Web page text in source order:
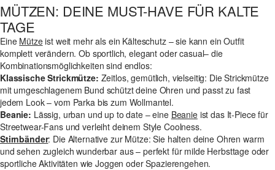
MÜTZEN: DEINE MUST-HAVE FÜR KALTE
TAGE
Eine Mützeist weit mehr als ein Kälteschutz – sie kann ein Outfit
komplett verändern. Ob sportlich, elegant oder casual– die
Kombinationsmöglichkeiten sind endlos:
Klassische Strickmütze: Zeitlos, gemütlich, vielseitig: Die Strickmütze
mit umgeschlagenem Bund schützt deine Ohren und passt zu fast
jedem Look – vom Parka bis zum Wollmantel.
Beanie: Lässig, urban und up to date – eine Beanieist das It-Piece für
Streetwear-Fans und verleiht deinem Style Coolness.
Stirnbänder: Die Alternative zur Mütze: Sie halten deine Ohren warm
und sehen zugleich wunderbar aus – perfekt für milde Herbsttage oder
sportliche Aktivitäten wie Joggen oder Spazierengehen.